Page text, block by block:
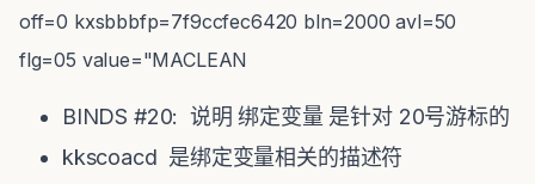
off=0 kxsbbbfp=7f9ccfec6420 bln=2000 avl=50
flg=05 value="MACLEAN
BINDS #20: 说明 绑定变量 是针对 20号游标的
kkscoacd 是绑定变量相关的描述符